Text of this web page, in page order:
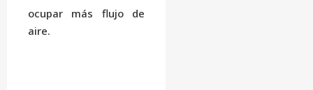
ocupar más flujo de
aire.